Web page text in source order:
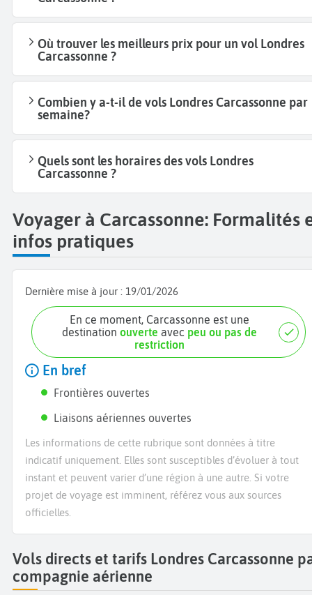
Où trouver les meilleurs prix pour un vol Londres
Carcassonne ?
Combien y a-t-il de vols Londres Carcassonne par
semaine?
Quels sont les horaires des vols Londres
Carcassonne ?
Voyager à Carcassonne: Formalités
infos pratiques
Dernière mise à jour : 19/01/2026
En ce moment, Carcassonne est une
destinationouverte avec peu ou pas de
restriction
En bref
Frontières ouvertes
Liaisons aériennes ouvertes
Les informations de cette rubrique sont données à titre
indicatif uniquement. Elles sont susceptibles d’évoluer à tout
instant et peuvent varier d’une région à une autre. Si votre
projet de voyage est imminent, référez vous aux sources
officielles.
Vols directs et tarifs Londres Carcassonne
compagnie aérienne